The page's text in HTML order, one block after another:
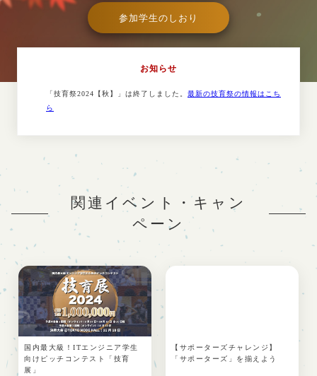
参加学生のしおり
お知らせ
「技育祭2024【秋】」は終了しました。 最新の技育祭の情報はこち
ら
関連イベント・キャン
ペーン
国内最大級！ITエンジニア学生
向けピッチコンテスト「技育
展」
【サポーターズチャレンジ】
「サポーターズ」を揃えよう